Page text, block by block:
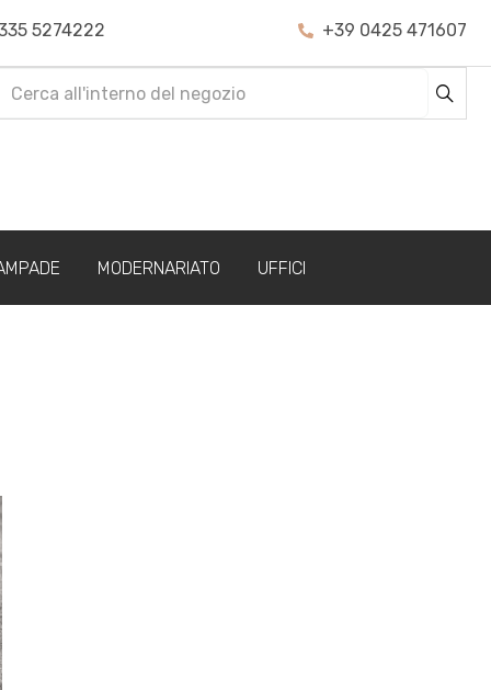
5274222 +39 0425 471607
MODERNARIATO UFFICI